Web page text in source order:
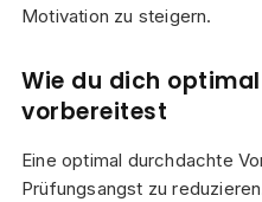
Motivation zu steigern.
Wie du dich
vorbereitest
Eine optimal durchdachte
Prüfungsangst zu